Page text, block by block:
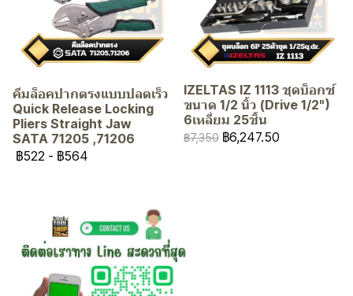
คีมล็อคปากตรงแบบปลดเร็ว
Quick Release Locking
Pliers Straight Jaw
SATA 71205 ,71206
฿522 - ฿564
IZELTAS IZ 1113 ชุดบ็อกซ์
ขนาด 1/2 นิ้ว (Drive 1/2")
6เหลี่ยม 25ชิ้น
฿7,350 ฿6,247.50